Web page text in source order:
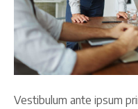
Vestibulum ante ipsum